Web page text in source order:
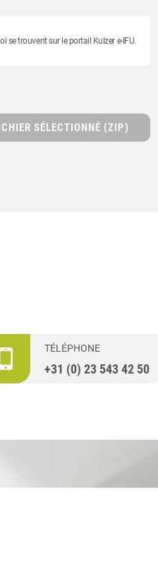
se trouvent sur le portail Kulzer e-IFU.
SÉLECTIONNÉ (ZIP)
TÉLÉPHONE
+31 (0) 23 543 42 50